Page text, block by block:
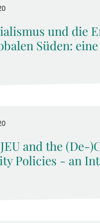
und die
Süden:
and the (De-
Policies - an